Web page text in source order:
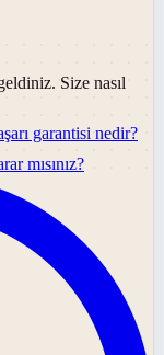
Size nasıl
garantisi nedir?
mısınız?